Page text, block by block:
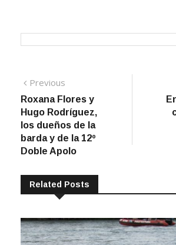
de
entradas
Roxana Flores y
Hugo Rodríguez,
los dueños de la
barda y de la 12º
Doble Apolo